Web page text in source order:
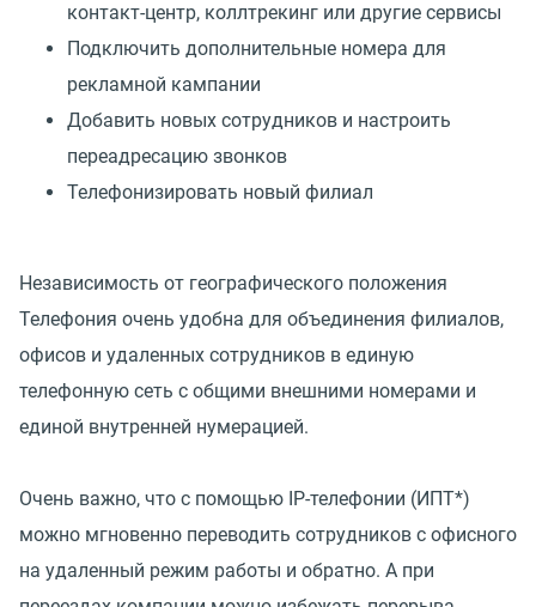
контакт-центр, коллтрекинг или другие сервисы
Подключить дополнительные номера для
рекламной кампании
Добавить новых сотрудников и настроить
переадресацию звонков
Телефонизировать новый филиал
Независимость от географического положения
Телефония очень удобна для объединения филиалов,
офисов и удаленных сотрудников в единую
телефонную сеть с общими внешними номерами и
единой внутренней нумерацией.
Очень важно, что с помощью IP-телефонии (ИПТ*)
можно мгновенно переводить сотрудников с офисного
на удаленный режим работы и обратно. А при